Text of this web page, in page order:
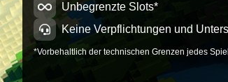
Unbegrenzte Slots*
Keine Verpflichtungen und
*Vorbehaltlich der technischen Grenzen jedes